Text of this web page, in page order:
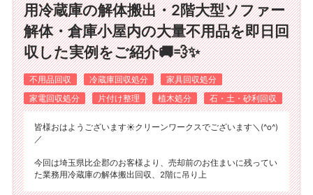
用冷蔵庫の解体搬出・2階大型ソファー
解体・倉庫小屋内の大量不用品を即日回
収した実例をご紹介🚚💨✨
不用品回収 冷蔵庫回収処分
家具回収処分
家電回収処分
片付け整理 植木処分 石・土・砂利回収
皆様おはようございます☀️クリーンワークスでございます＼(^o^)
／
今回は埼玉県比企郡のお客様より、売却前のお住まいに残ってい
た業務用冷蔵庫の解体搬出回収、2階に吊り上